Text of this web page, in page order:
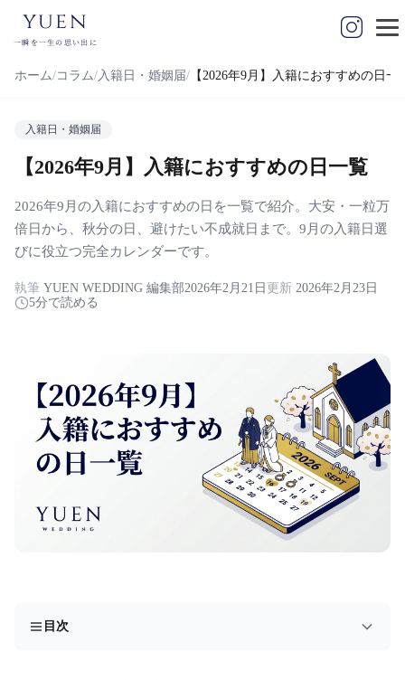
yuen
一瞬を一生の思い出に
ホーム コラム 入籍日・婚姻届 【2026年9月】入籍におすすめの日一
入籍日・婚姻届
【2026年9月】入籍におすすめの日一覧
2026年9月の入籍におすすめの日を一覧で紹介。大安・一粒万
倍日から、秋分の日、避けたい不成就日まで。9月の入籍日選
びに役立つ完全カレンダーです。
執筆 YUEN WEDDING 編集部2026年2月21日 更新 2026年2月23日
5分で読める
目次